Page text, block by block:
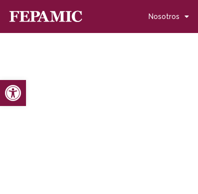
Abrir barra de herramientas
Nosotros